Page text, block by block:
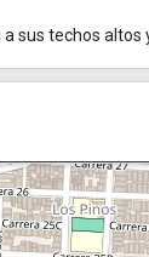
a sus techos